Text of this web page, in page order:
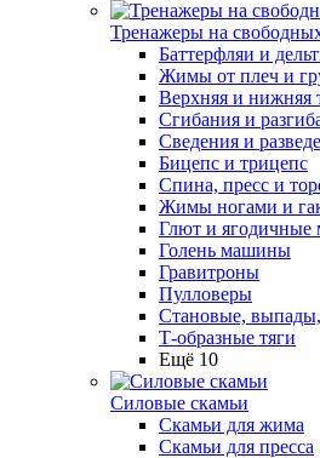
Тренажеры на
Баттерфляи и
Жимы от плеч и
Верхняя и нижняя
Сгибания и
Сведения и
Бицепс и трицепс
Спина, пресс и
Жимы ногами и
Глют и ягодичные
Голень машины
Гравитроны
Пулловеры
Становые,
Т-образные тяги
Ещё 10
Силовые скамьи
Скамьи для жима
Скамьи для пресса